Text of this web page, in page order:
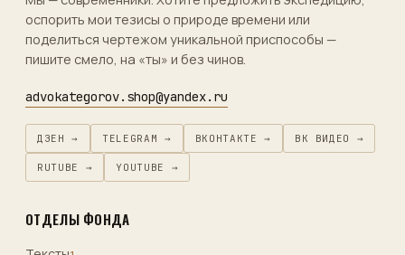
оспорить мои тезисы о природе времени или
поделиться чертежом уникальной приспособы —
пишите смело, на «ты» и без чинов.
advokategorov.shop@yandex.ru
ДЗЕН → TELEGRAM → ВКОНТАКТЕ → ВК ВИДЕО →
RUTUBE → YOUTUBE →
ОТДЕЛЫ ФОНДА